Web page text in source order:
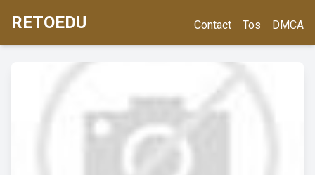
RETOEDU Contact Tos DMCA